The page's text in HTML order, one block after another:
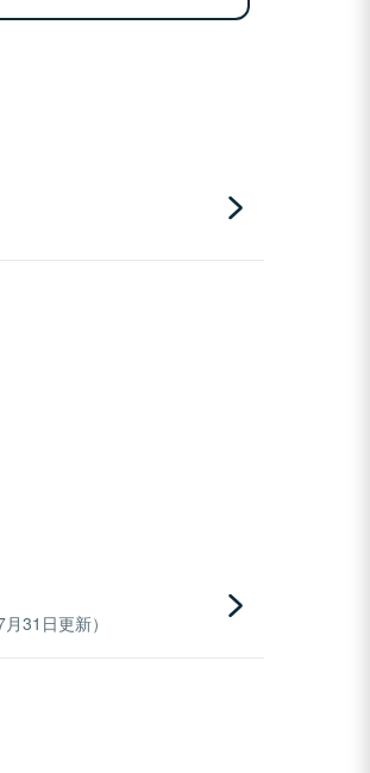
31日更新）